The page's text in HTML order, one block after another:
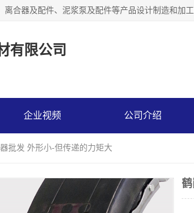
有限公司
企业视频 公司介绍
批发 外形小-但传递的力矩大